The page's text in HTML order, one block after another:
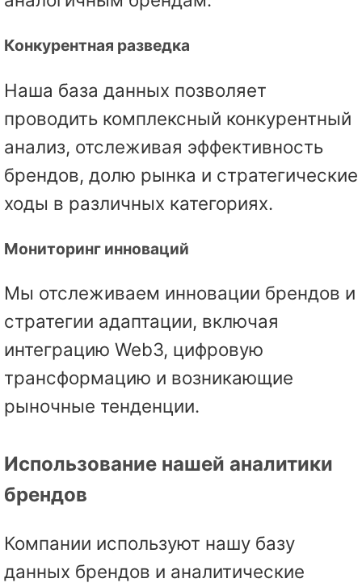
Конкурентная разведка
Наша база данных позволяет
проводить комплексный конкурентный
анализ, отслеживая эффективность
брендов, долю рынка и стратегические
ходы в различных категориях.
Мониторинг инноваций
Мы отслеживаем инновации брендов и
стратегии адаптации, включая
интеграцию Web3, цифровую
трансформацию и возникающие
рыночные тенденции.
Использование нашей аналитики
брендов
Компании используют нашу базу
данных брендов и аналитические